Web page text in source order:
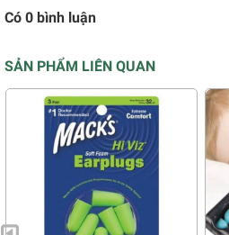
Có 0 bình luận
SẢN PHẨM LIÊN QUAN